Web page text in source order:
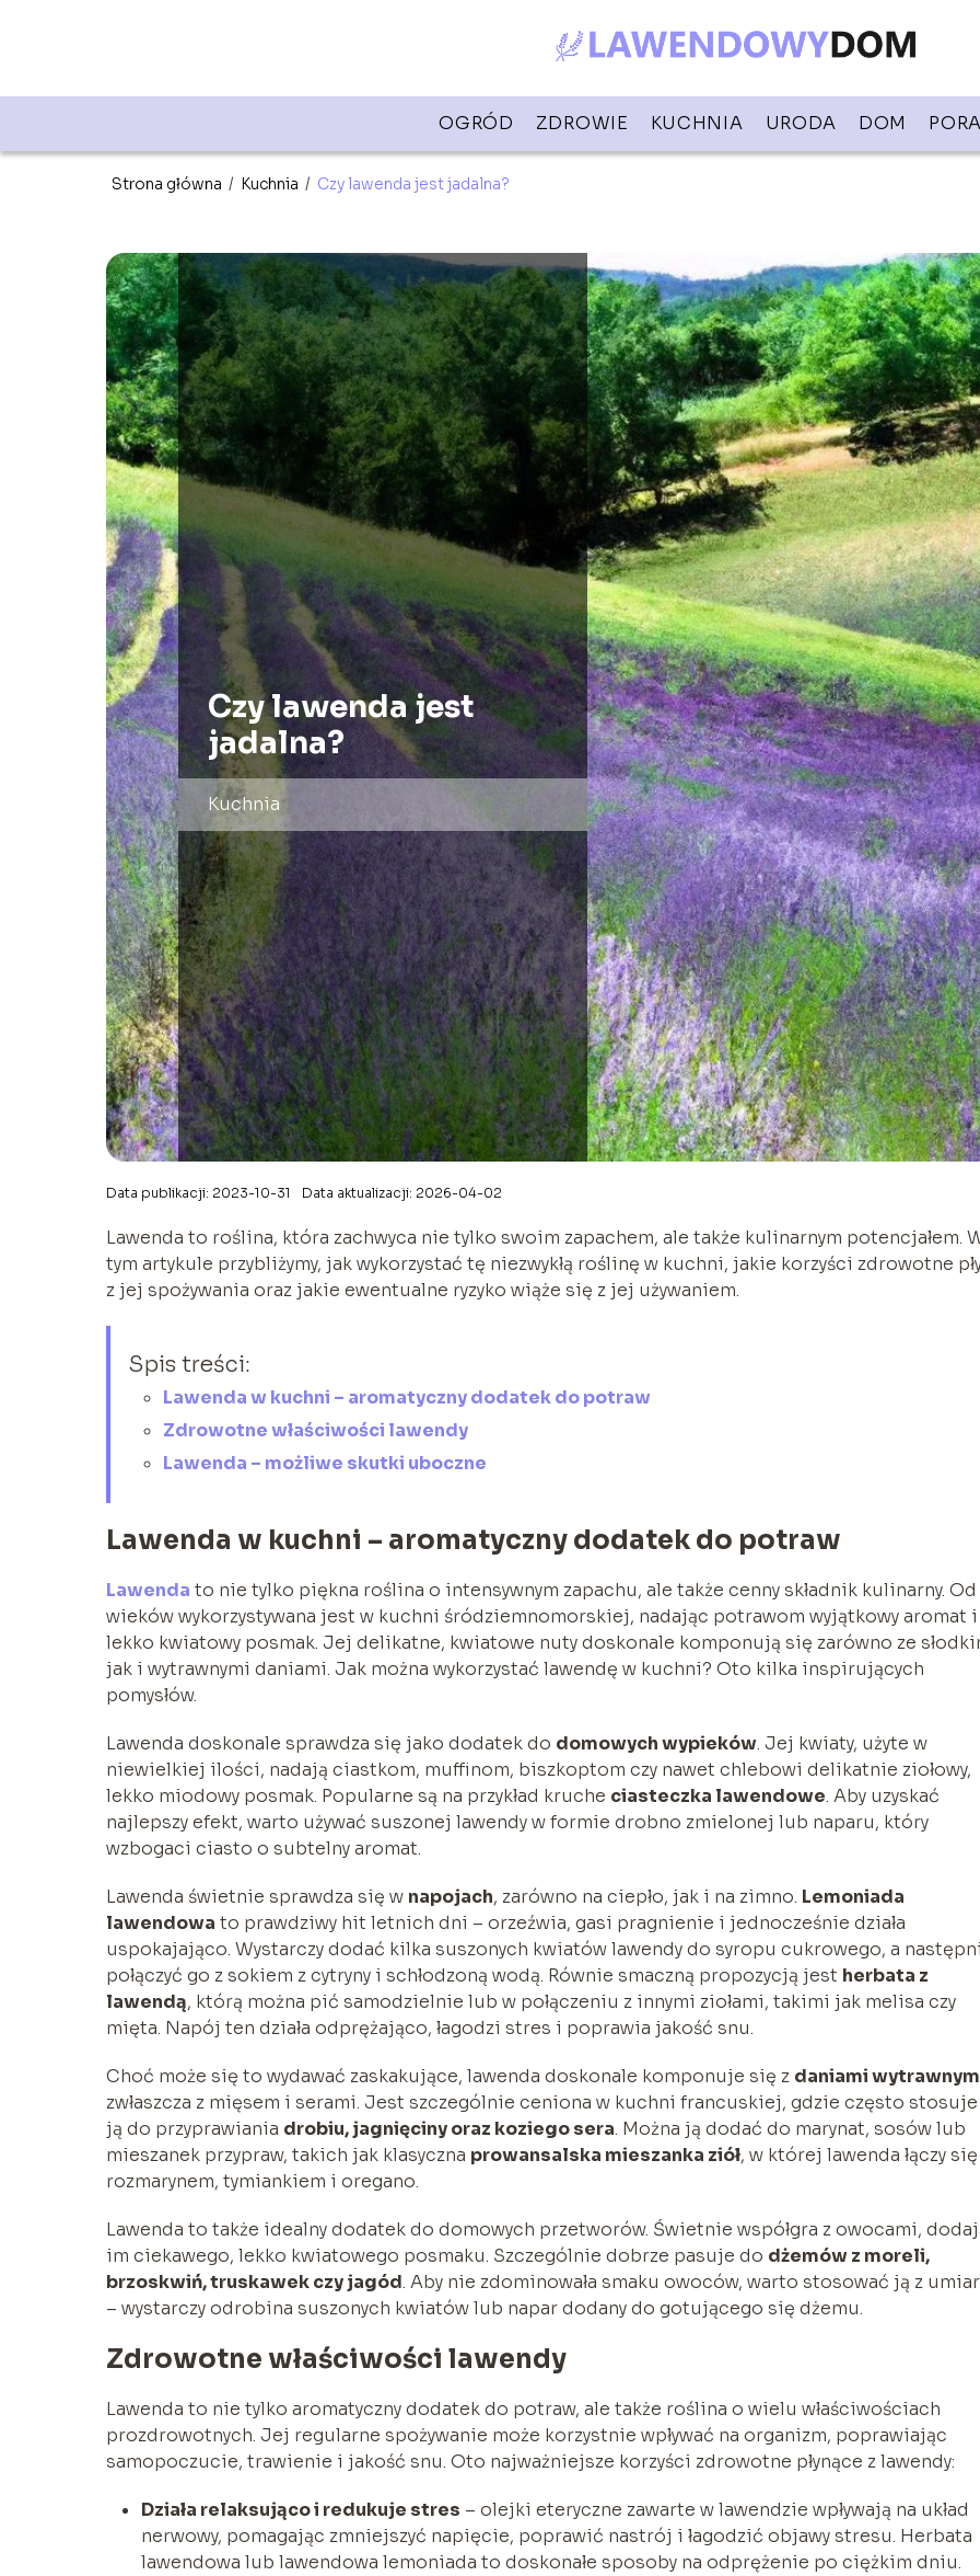
OGRÓD ZDROWIE KUCHNIA URODA DOM
Strona główna / Kuchnia / Czy lawenda jest jadalna?
Czy lawenda jest
jadalna?
Kuchnia
Data publikacji: 2023-10-31 Data aktualizacji: 2026-04-02
Lawenda to roślina, która zachwyca nie tylko swoim zapachem, ale także kulinarnym potencjałem.
tym artykule przybliżymy, jak wykorzystać tę niezwykłą roślinę w kuchni, jakie korzyści zdrowotne
z jej spożywania oraz jakie ewentualne ryzyko wiąże się z jej używaniem.
Spis treści:
Lawenda w kuchni – aromatyczny dodatek do potraw
Zdrowotne właściwości lawendy
Lawenda – możliwe skutki uboczne
Lawenda w kuchni – aromatyczny dodatek do potraw
Lawenda to nie tylko piękna roślina o intensywnym zapachu, ale także cenny składnik kulinarny. Od
wieków wykorzystywana jest w kuchni śródziemnomorskiej, nadając potrawom wyjątkowy aromat i
lekko kwiatowy posmak. Jej delikatne, kwiatowe nuty doskonale komponują się zarówno ze
jak i wytrawnymi daniami. Jak można wykorzystać lawendę w kuchni? Oto kilka inspirujących
pomysłów.
Lawenda doskonale sprawdza się jako dodatek do domowych wypieków. Jej kwiaty, użyte w
niewielkiej ilości, nadają ciastkom, muffinom, biszkoptom czy nawet chlebowi delikatnie ziołowy,
lekko miodowy posmak. Popularne są na przykład kruche ciasteczka lawendowe. Aby uzyskać
najlepszy efekt, warto używać suszonej lawendy w formie drobno zmielonej lub naparu, który
wzbogaci ciasto o subtelny aromat.
Lawenda świetnie sprawdza się w napojach, zarówno na ciepło, jak i na zimno. Lemoniada
lawendowa to prawdziwy hit letnich dni – orzeźwia, gasi pragnienie i jednocześnie działa
uspokajająco. Wystarczy dodać kilka suszonych kwiatów lawendy do syropu cukrowego, a
połączyć go z sokiem z cytryny i schłodzoną wodą. Równie smaczną propozycją jest herbata z
lawendą, którą można pić samodzielnie lub w połączeniu z innymi ziołami, takimi jak melisa czy
mięta. Napój ten działa odprężająco, łagodzi stres i poprawia jakość snu.
Choć może się to wydawać zaskakujące, lawenda doskonale komponuje się z daniami
zwłaszcza z mięsem i serami. Jest szczególnie ceniona w kuchni francuskiej, gdzie często
ją do przyprawiania drobiu, jagnięciny oraz koziego sera. Można ją dodać do marynat, sosów lub
mieszanek przypraw, takich jak klasyczna prowansalska mieszanka ziół, w której lawenda łączy
rozmarynem, tymiankiem i oregano.
Lawenda to także idealny dodatek do domowych przetworów. Świetnie współgra z owocami,
im ciekawego, lekko kwiatowego posmaku. Szczególnie dobrze pasuje do dżemów z moreli,
brzoskwiń, truskawek czy jagód. Aby nie zdominowała smaku owoców, warto stosować ją z
– wystarczy odrobina suszonych kwiatów lub napar dodany do gotującego się dżemu.
Zdrowotne właściwości lawendy
Lawenda to nie tylko aromatyczny dodatek do potraw, ale także roślina o wielu właściwościach
prozdrowotnych. Jej regularne spożywanie może korzystnie wpływać na organizm, poprawiając
samopoczucie, trawienie i jakość snu. Oto najważniejsze korzyści zdrowotne płynące z lawendy:
Działa relaksująco i redukuje stres – olejki eteryczne zawarte w lawendzie wpływają na układ
nerwowy, pomagając zmniejszyć napięcie, poprawić nastrój i łagodzić objawy stresu. Herbata
lawendowa lub lawendowa lemoniada to doskonałe sposoby na odprężenie po ciężkim dniu.